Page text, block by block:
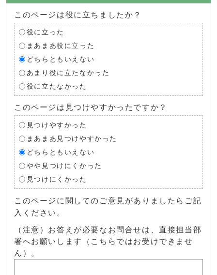
このページは役に立ちましたか？
役に立った
まあまあ役に立った
どちらともいえない
あまり役に立たなかった
役に立たなかった
このページは見つけやすかったですか？
見つけやすかった
まあまあ見つけやすかった
どちらともいえない
やや見つけにくかった
見つけにくかった
このページに関してのご意見がありましたらご記
入ください。
（注意）お答えが必要なお問合せは、直接担当部
署へお願いします（こちらではお受けできませ
ん）。